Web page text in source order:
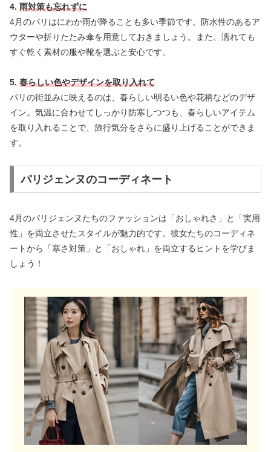
4. 雨対策も忘れずに
4月のパリはにわか雨が降ることも多い季節です。防水性のあるア
ウターや折りたたみ傘を用意しておきましょう。また、濡れても
すぐ乾く素材の服や靴を選ぶと安心です。
5. 春らしい色やデザインを取り入れて
パリの街並みに映えるのは、春らしい明るい色や花柄などのデザ
イン。気温に合わせてしっかり防寒しつつも、春らしいアイテム
を取り入れることで、旅行気分をさらに盛り上げることができま
す。
パリジェンヌのコーディネート
4月のパリジェンヌたちのファッションは「おしゃれさ」と「実用
性」を両立させたスタイルが魅力的です。彼女たちのコーディネ
ートから「寒さ対策」と「おしゃれ」を両立するヒントを学びま
しょう！